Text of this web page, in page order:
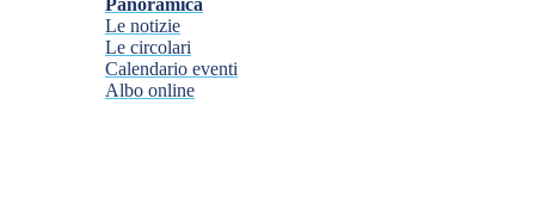
Panoramica
Le notizie
Le circolari
Calendario eventi
Albo online